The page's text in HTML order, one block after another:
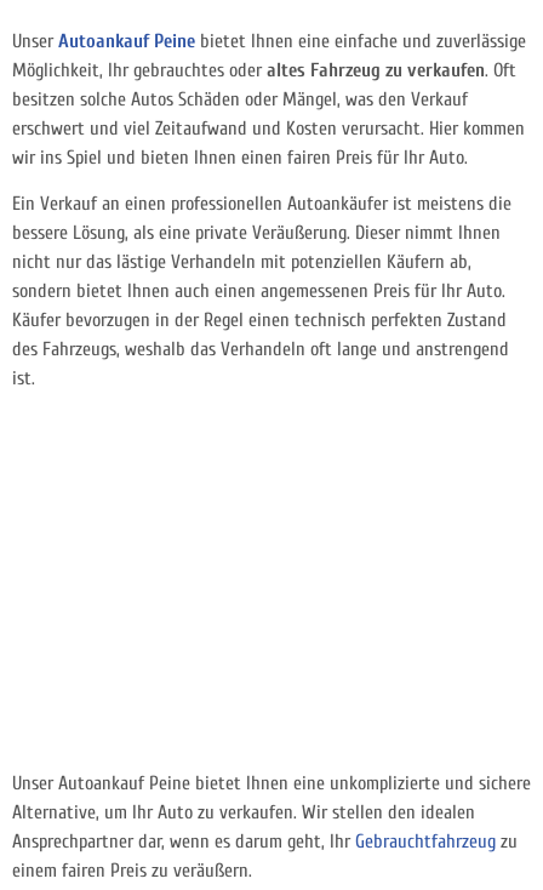
UnserAutoankauf Peine bietet Ihnen eine einfache und zuverlässige
Möglichkeit, Ihr gebrauchtes oderaltes Fahrzeug zu verkaufen. Oft
besitzen solche Autos Schäden oder Mängel, was den Verkauf
erschwert und viel Zeitaufwand und Kosten verursacht. Hier kommen
wir ins Spiel und bieten Ihnen einen fairen Preis für Ihr Auto.
Ein Verkauf an einen professionellen Autoankäufer ist meistens die
bessere Lösung, als eine private Veräußerung. Dieser nimmt Ihnen
nicht nur das lästige Verhandeln mit potenziellen Käufern ab,
sondern bietet Ihnen auch einen angemessenen Preis für Ihr Auto.
Käufer bevorzugen in der Regel einen technisch perfekten Zustand
des Fahrzeugs, weshalb das Verhandeln oft lange und anstrengend
ist.
Unser Autoankauf Peine bietet Ihnen eine unkomplizierte und sichere
Alternative, um Ihr Auto zu verkaufen. Wir stellen den idealen
Ansprechpartner dar, wenn es darum geht, IhrGebrauchtfahrzeug zu
einem fairen Preis zu veräußern.